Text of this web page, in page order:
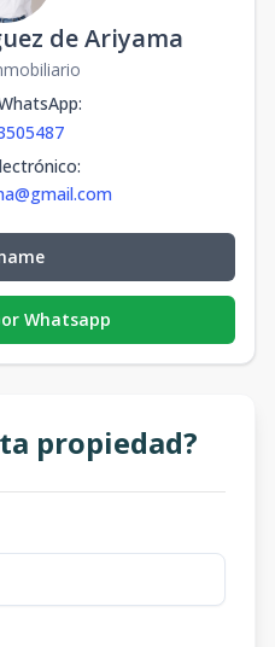
de Ariyama
:
:
Whatsapp
propiedad?